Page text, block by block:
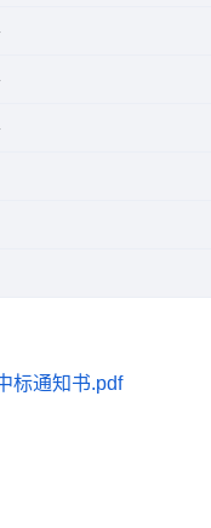
标通知书.pdf